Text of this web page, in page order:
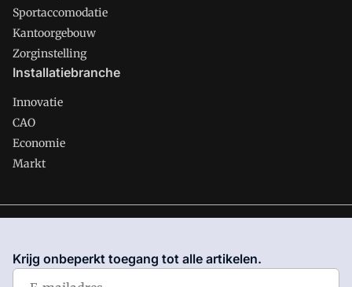
Sportaccomodatie
Kantoorgebouw
Zorginstelling
Installatiebranche
Innovatie
CAO
Economie
Markt
waar VMN media voor staat. Op gebruik van deze site zijn de
volgende regelingen van toepassing:Algemene Voorwaarden
Krijg onbeperkt toegang tot alle artikelen.